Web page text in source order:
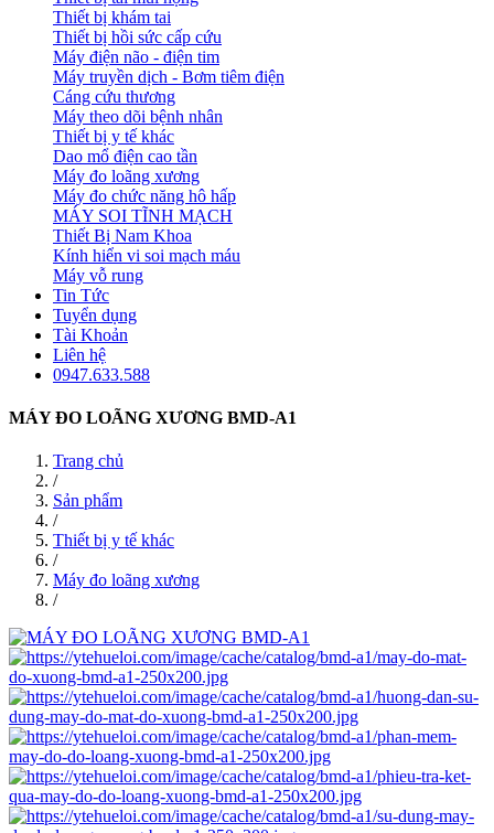
Thiết bị khám tai
Thiết bị hồi sức cấp cứu
Máy điện não - điện tim
Máy truyền dịch - Bơm tiêm điện
Cáng cứu thương
Máy theo dõi bệnh nhân
Thiết bị y tế khác
Dao mổ điện cao tần
Máy đo loãng xương
Máy đo chức năng hô hấp
MÁY SOI TĨNH MẠCH
Thiết Bị Nam Khoa
Kính hiển vi soi mạch máu
Máy vỗ rung
Tin Tức
Tuyển dụng
Tài Khoản
Liên hệ
0947.633.588
MÁY ĐO LOÃNG XƯƠNG BMD-A1
Trang chủ
/
Sản phẩm
/
Thiết bị y tế khác
/
Máy đo loãng xương
/